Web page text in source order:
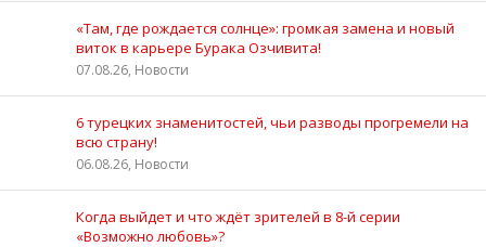
«Там, где рождается солнце»: громкая замена и новый
виток в карьере Бурака Озчивита!
07.08.26, Новости
6 турецких знаменитостей, чьи разводы прогремели на
всю страну!
06.08.26, Новости
Когда выйдет и что ждёт зрителей в 8-й серии
«Возможно любовь»?